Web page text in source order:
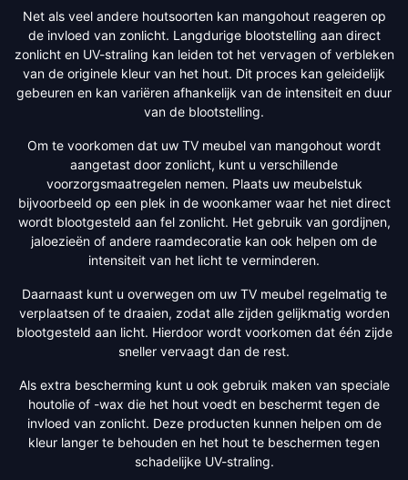
Net als veel andere houtsoorten kan mangohout reageren op
de invloed van zonlicht. Langdurige blootstelling aan direct
zonlicht en UV-straling kan leiden tot het vervagen of verbleken
van de originele kleur van het hout. Dit proces kan geleidelijk
gebeuren en kan variëren afhankelijk van de intensiteit en duur
van de blootstelling.
Om te voorkomen dat uw TV meubel van mangohout wordt
aangetast door zonlicht, kunt u verschillende
voorzorgsmaatregelen nemen. Plaats uw meubelstuk
bijvoorbeeld op een plek in de woonkamer waar het niet direct
wordt blootgesteld aan fel zonlicht. Het gebruik van gordijnen,
jaloezieën of andere raamdecoratie kan ook helpen om de
intensiteit van het licht te verminderen.
Daarnaast kunt u overwegen om uw TV meubel regelmatig te
verplaatsen of te draaien, zodat alle zijden gelijkmatig worden
blootgesteld aan licht. Hierdoor wordt voorkomen dat één zijde
sneller vervaagt dan de rest.
Als extra bescherming kunt u ook gebruik maken van speciale
houtolie of -wax die het hout voedt en beschermt tegen de
invloed van zonlicht. Deze producten kunnen helpen om de
kleur langer te behouden en het hout te beschermen tegen
schadelijke UV-straling.